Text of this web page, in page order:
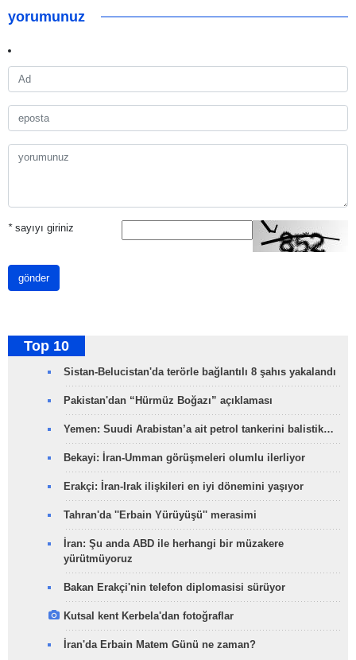
yorumunuz
*sayıyı giriniz
gönder
Top 10
Sistan-Belucistan'da terörle bağlantılı 8 şahıs yakalandı
Pakistan'dan “Hürmüz Boğazı” açıklaması
Yemen: Suudi Arabistan’a ait petrol tankerini balistik…
Bekayi: İran-Umman görüşmeleri olumlu ilerliyor
Erakçi: İran-Irak ilişkileri en iyi dönemini yaşıyor
Tahran'da ''Erbain Yürüyüşü'' merasimi
İran: Şu anda ABD ile herhangi bir müzakere
yürütmüyoruz
Bakan Erakçi'nin telefon diplomasisi sürüyor
Kutsal kent Kerbela'dan fotoğraflar
İran'da Erbain Matem Günü ne zaman?